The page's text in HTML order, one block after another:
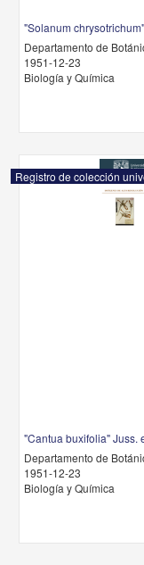
"Solanum
Departamento de
1951-12-23
Biología y Química
"Cantua buxifolia" Juss.
Departamento de
1951-12-23
Biología y Química